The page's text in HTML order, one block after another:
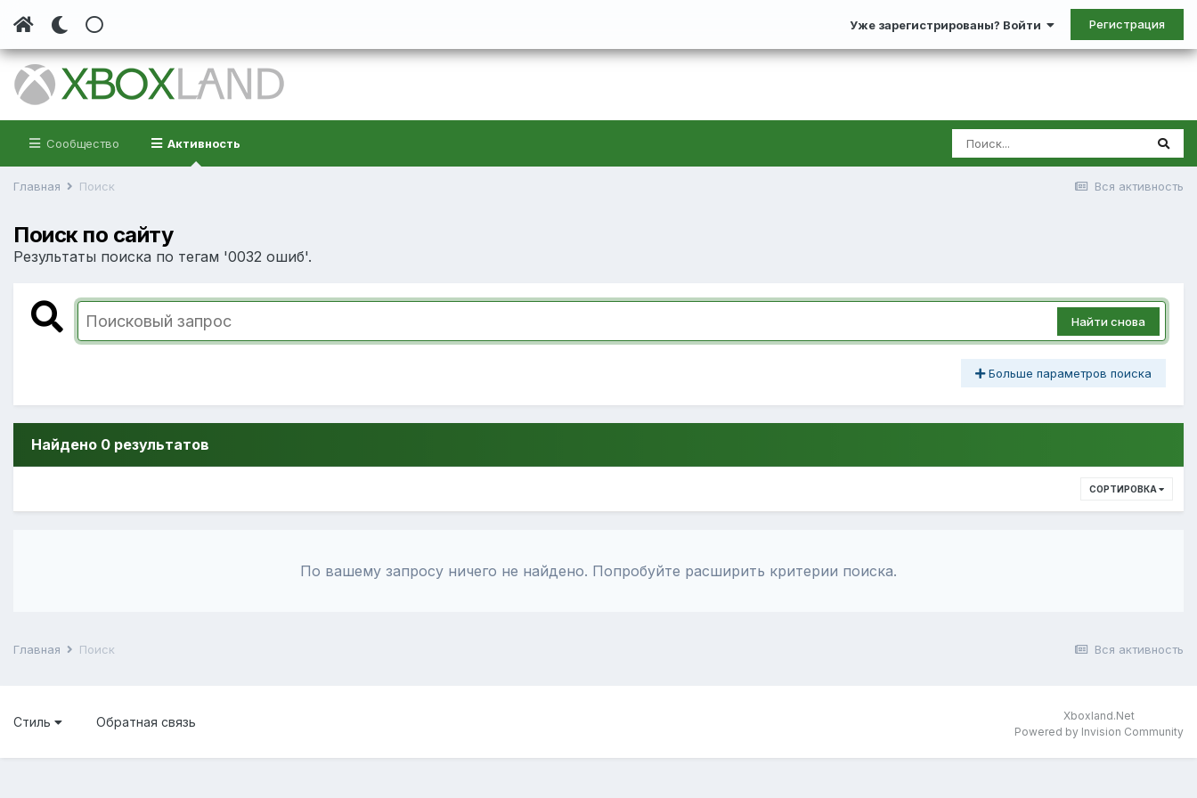
Уже зарегистрированы? Войти Регистрация
Сообщество Активность
Вся активность
Главная Поиск
Поиск по сайту
Результаты поиска по тегам '0032 ошиб'.
Найти снова
Больше параметров поиска
Найдено 0 результатов
СОРТИРОВКА
По вашему запросу ничего не найдено. Попробуйте расширить критерии поиска.
Вся активность
Главная Поиск
Стиль Обратная связь
Xboxland.Net
Powered by Invision Community